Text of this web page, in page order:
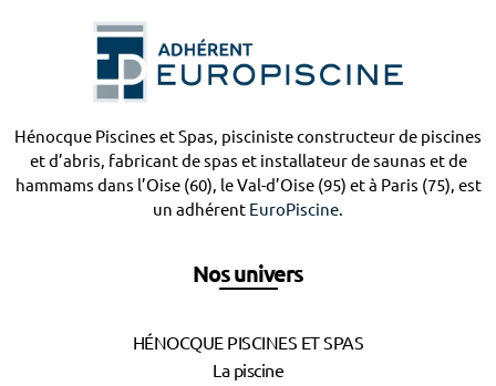
Hénocque Piscines et Spas, pisciniste constructeur de piscines
et d’abris, fabricant de spas et installateur de saunas et de
hammams dans l’Oise (60), le Val-d’Oise (95) et à Paris (75), est
un adhérent EuroPiscine.
Nos univers
HÉNOCQUE PISCINES ET SPAS
La piscine